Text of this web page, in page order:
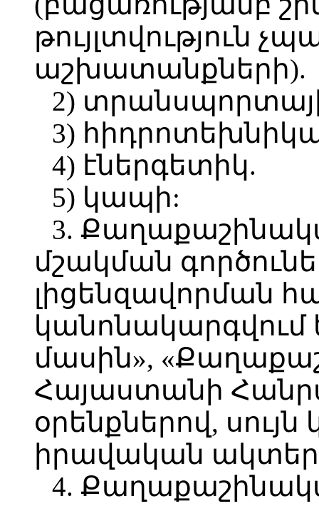
թույլտվություն
աշխատանքների).
2)
3)
4) էներգետիկ.
5) կապի:
3.
մշակման
լիցենզավորման
կանոնակարգվում
մասին»,
Հայաստանի
օրենքներով, սույն
իրավական
4.